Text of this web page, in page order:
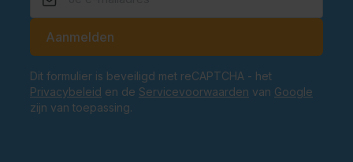
Aanmelden
Dit formulier is beveiligd met reCAPTCHA - het
Privacybeleid en de Servicevoorwaarden van Google
zijn van toepassing.